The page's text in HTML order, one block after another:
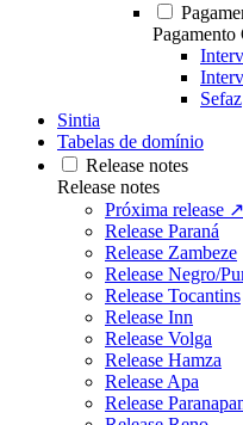
Pagamento
Sefaz
Sintia
Tabelas de domínio
Release notes
Release notes
Próxima release ↗
Release Paraná
Release Zambeze
Release Negro/
Release Tocantins
Release Inn
Release Volga
Release Hamza
Release Apa
Release